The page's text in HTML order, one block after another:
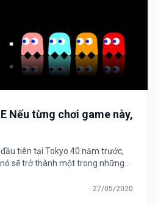
Nếu từng chơi game này,
tiên tại Tokyo 40 năm trước,
sẽ trở thành một trong những
27/05/2020